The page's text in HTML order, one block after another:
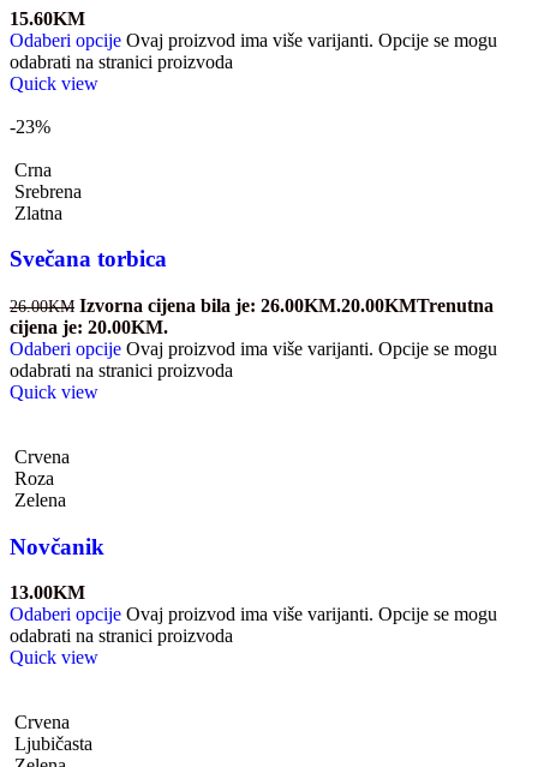
15.60KM
Odaberi opcije Ovaj proizvod ima više varijanti. Opcije se mogu
odabrati na stranici proizvoda
Quick view
-23%
Crna
Srebrena
Zlatna
Svečana torbica
26.00KM Izvorna cijena bila je: 26.00KM.20.00KMTrenutna
cijena je: 20.00KM.
Odaberi opcije Ovaj proizvod ima više varijanti. Opcije se mogu
odabrati na stranici proizvoda
Quick view
Crvena
Roza
Zelena
Novčanik
13.00KM
Odaberi opcije Ovaj proizvod ima više varijanti. Opcije se mogu
odabrati na stranici proizvoda
Quick view
Crvena
Ljubičasta